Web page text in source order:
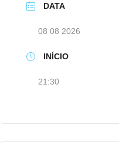
DATA
08 08 2026
INÍCIO
21:30